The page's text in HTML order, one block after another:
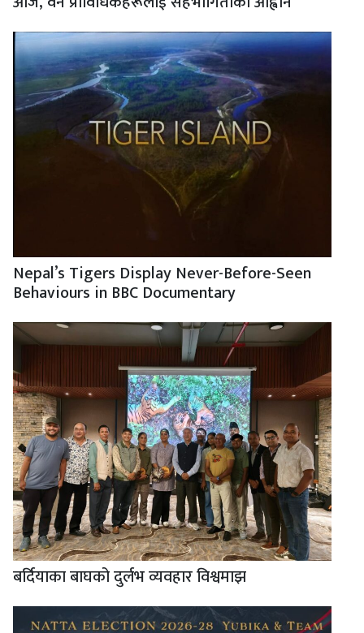
Nepal’s Tigers Display Never-Before-Seen
Behaviours in BBC Documentary
बर्दियाका बाघको दुर्लभ व्यवहार विश्वमाझ